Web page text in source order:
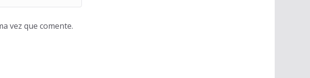
vez que comente.